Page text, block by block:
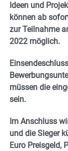
Ideen und
können ab
zur Teilnahme
2022 möglich.
müssen die
sein.
Im Anschluss
und die Sieger
Euro Preisgeld,